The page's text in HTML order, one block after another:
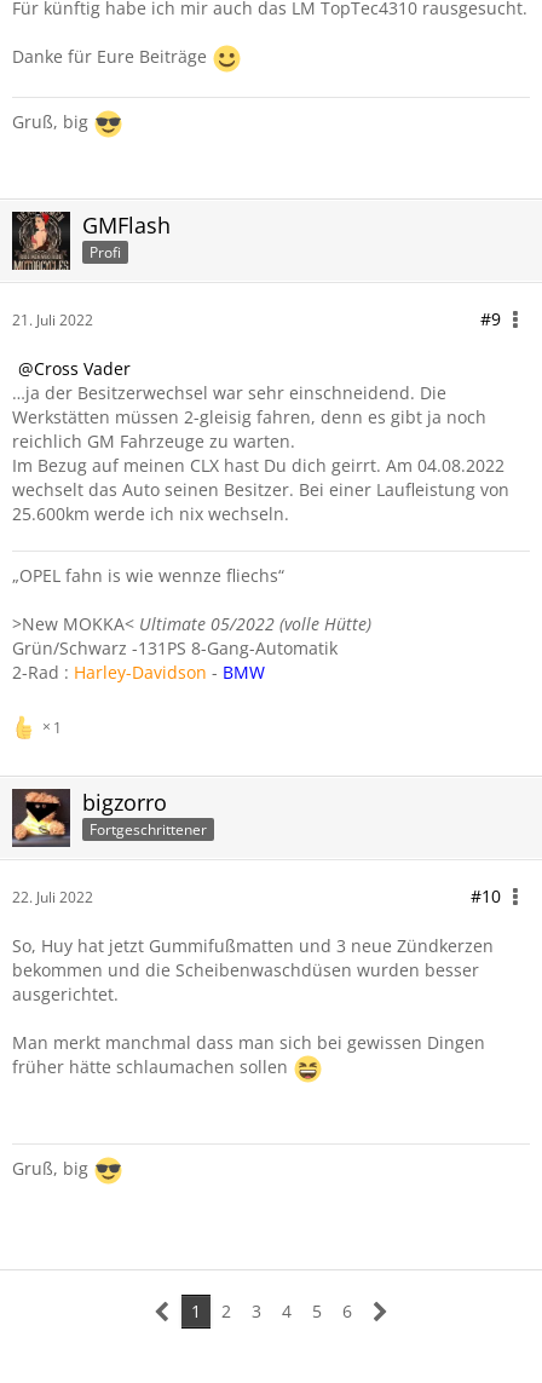
Für künftig habe ich mir auch das LM TopTec4310 rausgesucht.
Danke für Eure Beiträge
Gruß, big
GMFlash
Profi
21. Juli 2022 #9
Cross Vader
…ja der Besitzerwechsel war sehr einschneidend. Die
Werkstätten müssen 2-gleisig fahren, denn es gibt ja noch
reichlich GM Fahrzeuge zu warten.
Im Bezug auf meinen CLX hast Du dich geirrt. Am 04.08.2022
wechselt das Auto seinen Besitzer. Bei einer Laufleistung von
25.600km werde ich nix wechseln.
„OPEL fahn is wie wennze fliechs“
>New MOKKA< Ultimate 05/2022 (volle Hütte)
Grün/Schwarz -131PS 8-Gang-Automatik
2-Rad : Harley-Davidson - BMW
1
bigzorro
Fortgeschrittener
22. Juli 2022 #10
So, Huy hat jetzt Gummifußmatten und 3 neue Zündkerzen
bekommen und die Scheibenwaschdüsen wurden besser
ausgerichtet.
Man merkt manchmal dass man sich bei gewissen Dingen
früher hätte schlaumachen sollen
Gruß, big
1 2 3 4 5 6